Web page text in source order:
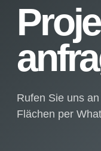
Rufen Sie uns
Flächen per